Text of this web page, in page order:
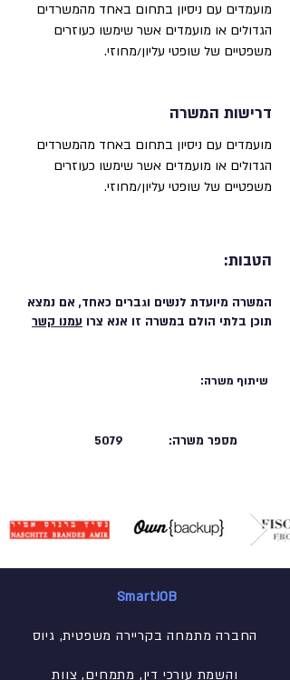
מועמדים עם ניסיון בתחום באחד מהמשרדים
הגדולים או מועמדים אשר שימשו כעוזרים
משפטיים של שופטי עליון/מחוזי.
דרישות המשרה
מועמדים עם ניסיון בתחום באחד מהמשרדים
הגדולים או מועמדים אשר שימשו כעוזרים
משפטיים של שופטי עליון/מחוזי.
הטבות:
המשרה מיועדת לנשים וגברים כאחד, אם נמצא
תוכן בלתי הולם במשרה זו אנא צרו עמנו קשר
שיתוף משרה:
5079 מספר משרה:
SmartJOB
החברה מתמחה בקריירה משפטית, גיוס
והשמת עורכי דין, מתמחים, צוות